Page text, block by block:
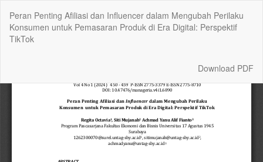
Article
Details
Peran Penting Afiliasi dan Influencer dalam Mengubah Perilaku
Konsumen untuk Pemasaran Produk di Era Digital: Perspektif
TikTok
Download
Download PDF